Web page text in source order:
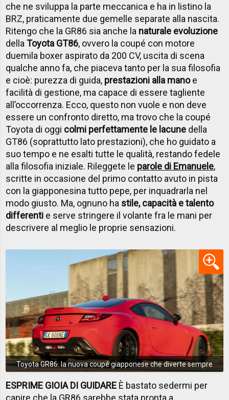
che ne sviluppa la parte meccanica e ha in listino la
BRZ, praticamente due gemelle separate alla nascita.
Ritengo che la GR86 sia anche la naturale evoluzione
dellaToyota GT86, ovvero la coupé con motore
duemila boxer aspirato da 200 CV, uscita di scena
qualche anno fa, che piaceva tanto per la sua filosofia
e cioè: purezza di guida, prestazioni alla manoe
facilità di gestione, ma capace di essere tagliente
all’occorrenza. Ecco, questo non vuole e non deve
essere un confronto diretto, ma trovo che la coupé
Toyota di oggi colmi perfettamente le lacune della
GT86 (soprattutto lato prestazioni), che ho guidato a
suo tempo e ne esalti tutte le qualità, restando fedele
alla filosofia iniziale. Rileggete le parole di Emanuele,
scritte in occasione del primo contatto avuto in pista
con la giapponesina tutto pepe, per inquadrarla nel
modo giusto. Ma, ognuno ha stile, capacità e talento
differenti e serve stringere il volante fra le mani per
descrivere al meglio le proprie sensazioni.
Toyota GR86: la nuova coupé giapponese che diverte sempre
ESPRIME GIOIA DI GUIDARE È bastato sedermi per
capire che la GR86 sarebbe stata pronta a